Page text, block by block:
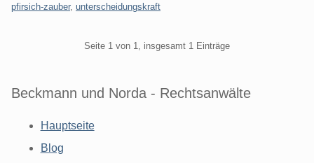
pfirsich-zauber, unterscheidungskraft
Seite 1 von 1, insgesamt 1 Einträge
Beckmann und Norda - Rechtsanwälte
Hauptseite
Blog